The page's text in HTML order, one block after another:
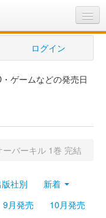
ログイン
ゲームなどの発売日
ーバーキル 1巻 完結
社別
新着
9月発売 10月発売